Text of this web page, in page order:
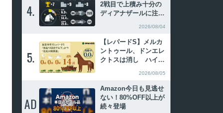
4.
2戦目で上積み十分の
ディアナザールに注
い
2026/08/04
5.
【レパードS】メルカ
ントゥール、ドンエレ
クトスは消し ハイブ
2026/08/05
AD
Amazon今日も見逃せ
ない！80%OFF以上が
続々登場